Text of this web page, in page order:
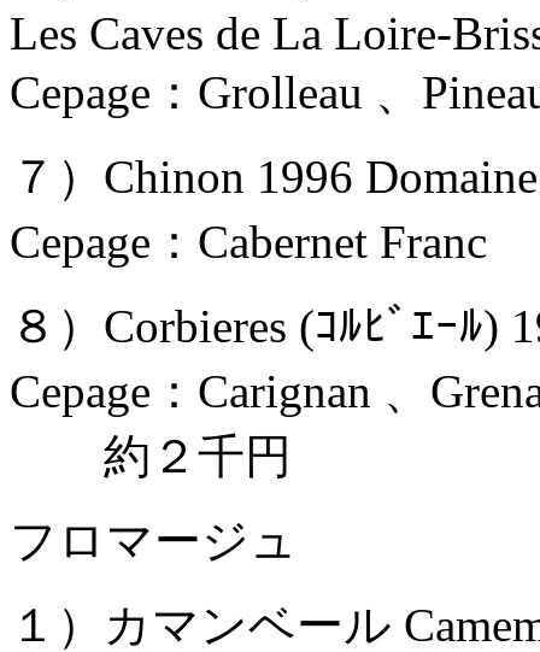
Les Caves de La Loire-
Cepage：Grolleau 、
７）Chinon 1996
Cepage：Cabernet
８）Corbieres (ｺﾙﾋﾞｴｰﾙ)
Cepage：Carignan 、
約２千円
フロマージュ
１）カマンベール